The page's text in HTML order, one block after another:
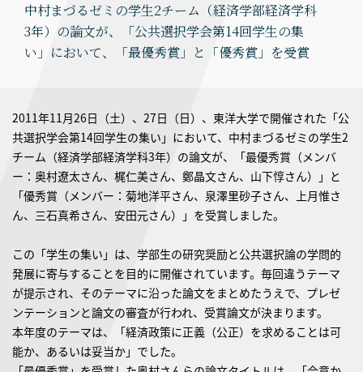
中村まづるゼミの学生2チーム（経済学部経済学科
3年）の論文が、「公共選択学会第14回学生の集
い」において、「最優秀賞」と「優秀賞」を受賞
2011年11月26日（土）、27日（日）、東洋大学で開催された「公
共選択学会第14回学生の集い」において、中村まづるゼミの学生2
チーム（経済学部経済学科3年）の論文が、「最優秀賞（メンバ
ー：奥村遼太さん、梶仁美さん、鄭晶文さん、山下惇さん）」と
「優秀賞（メンバー：菊地洋平さん、泉澤里砂子さん、上月惟さ
ん、三石真希さん、安田元さん）」を受賞しました。
この「学生の集い」は、学部生の研究奨励と公共選択論の学問的
発展に寄与することを目的に開催されています。毎回違うテーマ
が提示され、そのテーマに沿った論文をまとめたうえで、プレゼ
ンテーションと論文の審査が行われ、受賞論文が決まります。
本年度のテーマは、「経済政策に正義（公正）を求めることは可
能か、あるいは妥当か」でした。